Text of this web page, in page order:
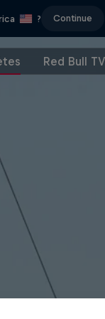
? Continue
Red Bull TV